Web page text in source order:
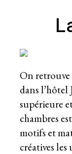
On retrouve
dans l’hôtel
supérieure
chambres
motifs et
créatives